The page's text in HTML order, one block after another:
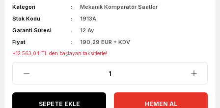
Kategori
Mekanik Komparatör Saatler
Stok Kodu
1913A
Garanti Süresi
12 Ay
Fiyat
190,29 EUR + KDV
*12.563,04 TL den başlayan taksitlerle!
SEPETE EKLE HEMEN AL